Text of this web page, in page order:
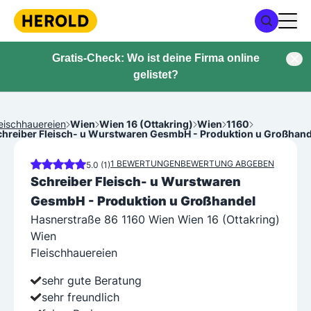
Gratis-Check: Wo ist deine Firma online
gelistet?
Wien Wien 16 (Ottakring) Wien 1160
Fleisch- u Wurstwaren GesmbH - Produktion u
5.0 (1)1 BEWERTUNGENBEWERTUNG ABGEBEN
Schreiber Fleisch- u Wurstwaren
GesmbH - Produktion u Großhandel
Hasnerstraße 86 1160 Wien Wien 16 (Ottakring)
Wien
Fleischhauereien
sehr gute Beratung
sehr freundlich